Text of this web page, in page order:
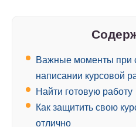
Важные моменты при
написании курсовой
Найти готовую работу
Как защитить свою
отлично